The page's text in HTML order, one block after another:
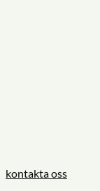
kontakta oss